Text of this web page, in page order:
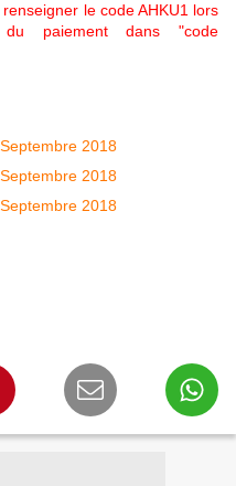
le codeAHKU1 lors
paiement dans "code